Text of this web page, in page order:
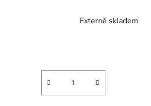
Externě skladem